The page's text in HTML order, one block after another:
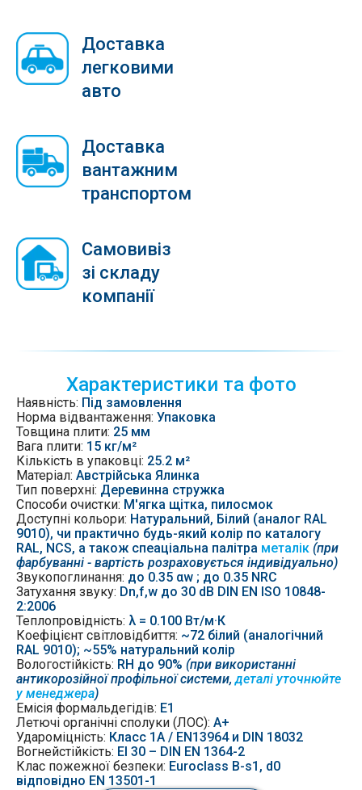
Доставка
легковими
авто
Доставка
вантажним
транспортом
Самовивіз
зі складу
компанії
Характеристики та фото
Наявність: Під замовлення
Норма відвантаження: Упаковка
Товщина плити: 25 мм
Вага плити: 15 кг/м²
Кількість в упаковці: 25.2 м²
Матеріал: Австрійська Ялинка
Тип поверхні: Деревинна стружка
Способи очистки: М'ягка щітка, пилосмок
Доступні кольори: Натуральний, Білий (аналог RAL
9010), чи практично будь-який колір по каталогу
RAL, NCS, а також спеаціальна палітра металік (при
фарбуванні - вартість розраховується індивідуально)
Звукопоглинання: до 0.35 αw ; до 0.35 NRC
Затухання звуку: Dn,f,w до 30 dB DIN EN ISO 10848-
2:2006
Теплопровідність: λ = 0.100 Вт/м·К
Коефіцієнт світловідбиття: ~72 білий (аналогічний
RAL 9010); ~55% натуральний колір
Вологостійкість: RH до 90% (при використанні
антикорозійної профільної системи,деталі уточнюйте
у менеджера)
Емісія формальдегідів: Е1
Летючі органічні сполуки (ЛОС): А+
Удароміцність: Класс 1A / EN13964 и DIN 18032
Вогнейстійкість: EI 30 – DIN EN 1364-2
Клас пожежної безпеки: Euroclass B-s1, d0
відповідно EN 13501-1